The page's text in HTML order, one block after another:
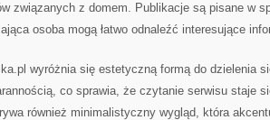
związanych z domem. Publikacje są pisane w
osoba mogą łatwo odnaleźć interesujące
wyróżnia się estetyczną formą do dzielenia
co sprawia, że czytanie serwisu staje
również minimalistyczny wygląd, która